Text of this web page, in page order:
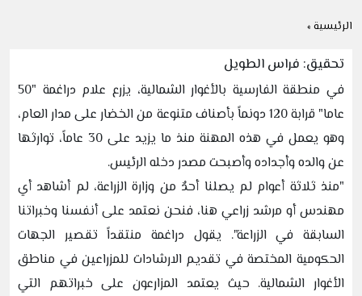
الرئيسية »
تحقيق: فراس الطويل
في منطقة الفارسية بالأغوار الشمالية، يزرع علام دراغمة "50
عاما" قرابة 120 دونماً بأصناف متنوعة من الخضار على مدار العام،
وهو يعمل في هذه المهنة منذ ما يزيد على 30 عاماً، توارثها
عن والده وأجداده وأصبحت مصدر دخله الرئيس.
"منذ ثلاثة أعوام لم يصلنا أحدٌ من وزارة الزراعة، لم أشاهد أي
مهندس أو مرشد زراعي هنا، فنحن نعتمد على أنفسنا وخبراتنا
السابقة في الزراعة". يقول دراغمة منتقداً تقصير الجهات
الحكومية المختصة في تقديم الارشادات للمزراعين في مناطق
الأغوار الشمالية. حيث يعتمد المزارعون على خبراتهم التي